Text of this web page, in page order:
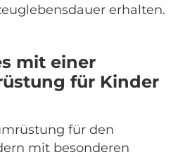
erhalten.
mit einer
für Kinder
für den
mit besonderen